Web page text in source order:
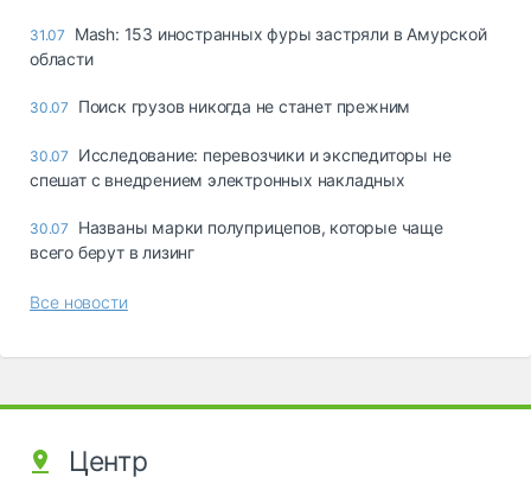
31.07
Mash: 153 иностранных фуры застряли в Амурской
области
30.07 Поиск грузов никогда не станет прежним
30.07
Исследование: перевозчики и экспедиторы не
спешат с внедрением электронных накладных
30.07
Названы марки полуприцепов, которые чаще
всего берут в лизинг
Все новости
Центр